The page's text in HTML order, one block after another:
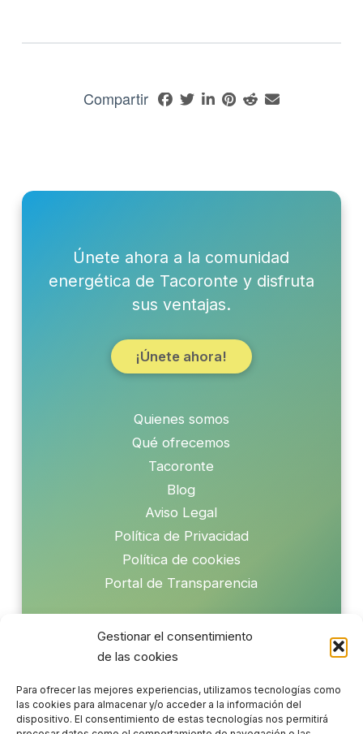
Gestionar el consentimiento
de las cookies
Para ofrecer las mejores experiencias, utilizamos tecnologías como
las cookies para almacenar y/o acceder a la información del
dispositivo. El consentimiento de estas tecnologías nos permitirá
Compartir
Únete ahora a la comunidad
energética de Tacoronte y disfruta
sus ventajas.
¡Únete ahora!
Quienes somos
Qué ofrecemos
Tacoronte
Blog
Aviso Legal
Política de Privacidad
Política de cookies
Portal de Transparencia
Coenta apoya los Objetivos de Desarrollo Sostenible